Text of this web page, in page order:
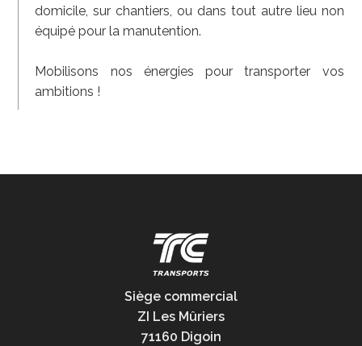
domicile, sur chantiers, ou dans tout autre lieu non
équipé pour la manutention.
Mobilisons nos énergies pour transporter vos
ambitions !
Siège commercial
ZI Les Mûriers
71160 Digoin